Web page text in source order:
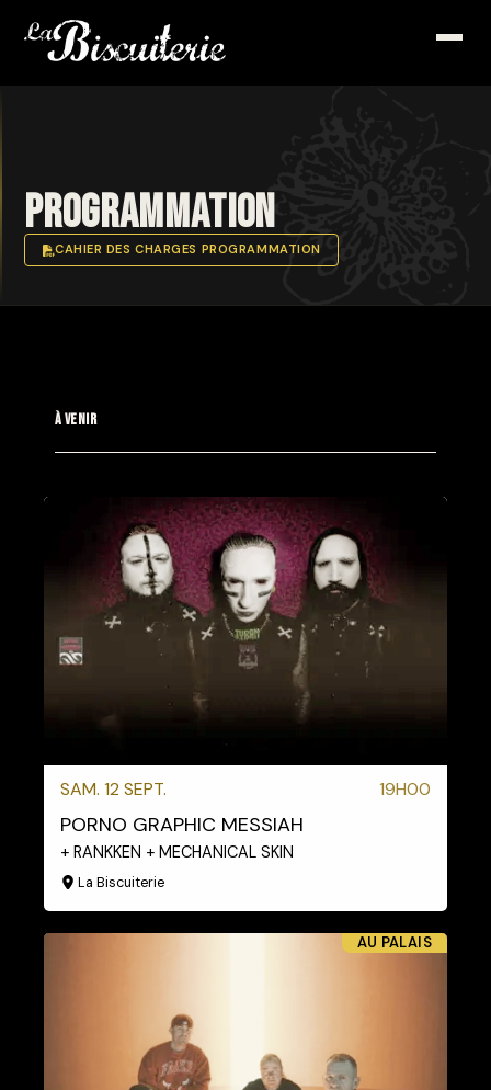
Programmation
CAHIER DES CHARGES PROGRAMMATION
À VENIR
SAM. 12 SEPT. 19H00
PORNO GRAPHIC MESSIAH
+ RANKKEN + MECHANICAL SKIN
La Biscuiterie
AU PALAIS